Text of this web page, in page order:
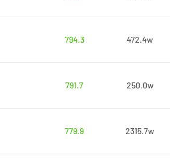
794.3
472.4w
791.7
250.0w
779.9
2315.7w